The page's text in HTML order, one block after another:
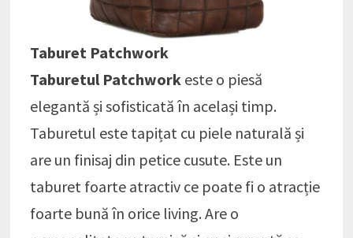
Taburet Patchwork
Taburetul Patchworkeste o piesă
elegantă și sofisticată în același timp.
Taburetul este tapițat cu piele naturală și
are un finisaj din petice cusute. Este un
taburet foarte atractiv ce poate fi o atracție
foarte bună în orice living. Are o